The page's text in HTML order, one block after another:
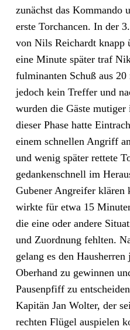
zunächst das Kommando
erste Torchancen. In der
von Nils Reichardt knapp
eine Minute später traf
fulminanten Schuß aus
jedoch kein Treffer und
wurden die Gäste
dieser Phase hatte
einem schnellen Angriff
und wenig später rettete
gedankenschnell im
Gubener Angreifer klären
wirkte für etwa 15
die eine oder andere
und Zuordnung fehlten.
gelang es den
Oberhand zu gewinnen
Pausenpfiff zu
Kapitän Jan Wolter, der
rechten Flügel auspielen